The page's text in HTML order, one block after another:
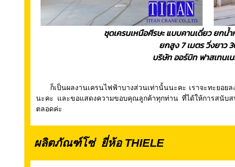
ชุดเครนเหนือศีรษะ แบบคานเดี่ยว ยกน้ำ
ยกสูง 7 เมตร วิ่งยาว
บริษัท ออร์บิท ฟาสเทนเ
ก็เป็นผลงานเครนไฟฟ้าบางส่วนเท่านั้นนะคะ เราจะทะยอยล
นะคะ และขอแสดงความขอบคุณลูกค้าทุกท่าน ที่ได้ให้การสนับ
ตลอดค่ะ
ผลิตภัณฑ์โซ่ ยี่ห้อ THIELE